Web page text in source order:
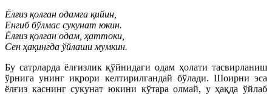
Ёлғиз қолган одамга қийин,
Енгиб бўлмас сукунат юкин.
Ёлғиз қолган одам, ҳаттоки,
Сен ҳақингда ўйлаши мумкин.
Бу сатрларда ёлғизлик қўйнидаги одам ҳолати тасвирланиш
ўрнига унинг иқрори келтирилгандай бўлади. Шоирни эса
ёлғиз каснинг сукунат юкини кўтара олмай, у ҳақда ўйлаб